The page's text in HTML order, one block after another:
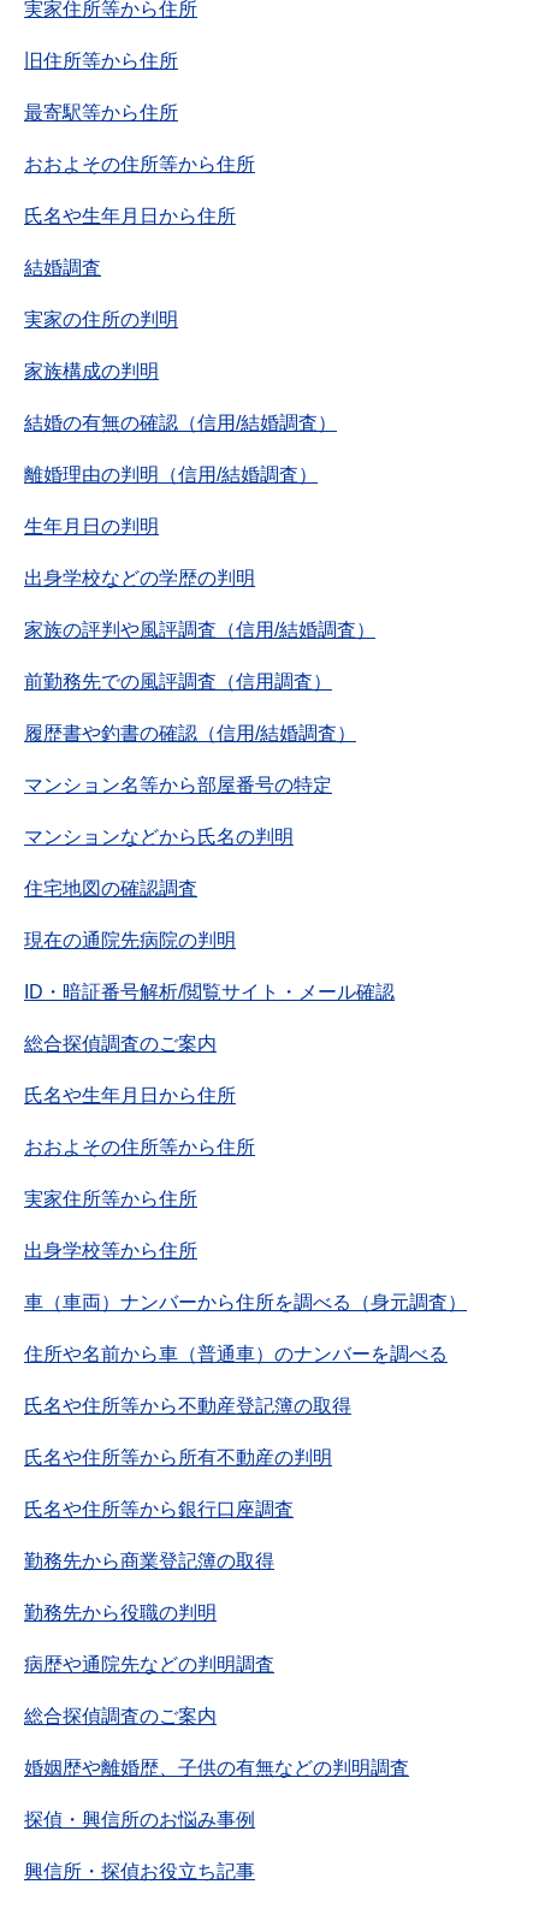
実家住所等から住所
旧住所等から住所
最寄駅等から住所
おおよその住所等から住所
氏名や生年月日から住所
結婚調査
実家の住所の判明
家族構成の判明
結婚の有無の確認（信用/結婚調査）
離婚理由の判明（信用/結婚調査）
生年月日の判明
出身学校などの学歴の判明
家族の評判や風評調査（信用/結婚調査）
前勤務先での風評調査（信用調査）
履歴書や釣書の確認（信用/結婚調査）
マンション名等から部屋番号の特定
マンションなどから氏名の判明
住宅地図の確認調査
現在の通院先病院の判明
ID・暗証番号解析/閲覧サイト・メール確認
総合探偵調査のご案内
氏名や生年月日から住所
おおよその住所等から住所
実家住所等から住所
出身学校等から住所
車（車両）ナンバーから住所を調べる（身元調査）
住所や名前から車（普通車）のナンバーを調べる
氏名や住所等から不動産登記簿の取得
氏名や住所等から所有不動産の判明
氏名や住所等から銀行口座調査
勤務先から商業登記簿の取得
勤務先から役職の判明
病歴や通院先などの判明調査
総合探偵調査のご案内
婚姻歴や離婚歴、子供の有無などの判明調査
探偵・興信所のお悩み事例
興信所・探偵お役立ち記事